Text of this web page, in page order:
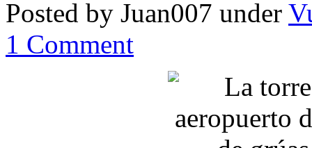
Posted by Juan007 under
1 Comment